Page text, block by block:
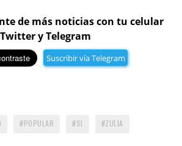
de más noticias con tu celular
y Telegram
Suscribir vía Telegram
POPULAR SI ZULIA